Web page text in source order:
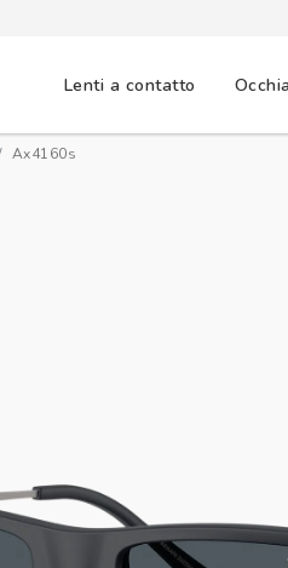
Lenti a contatto
ax4160s